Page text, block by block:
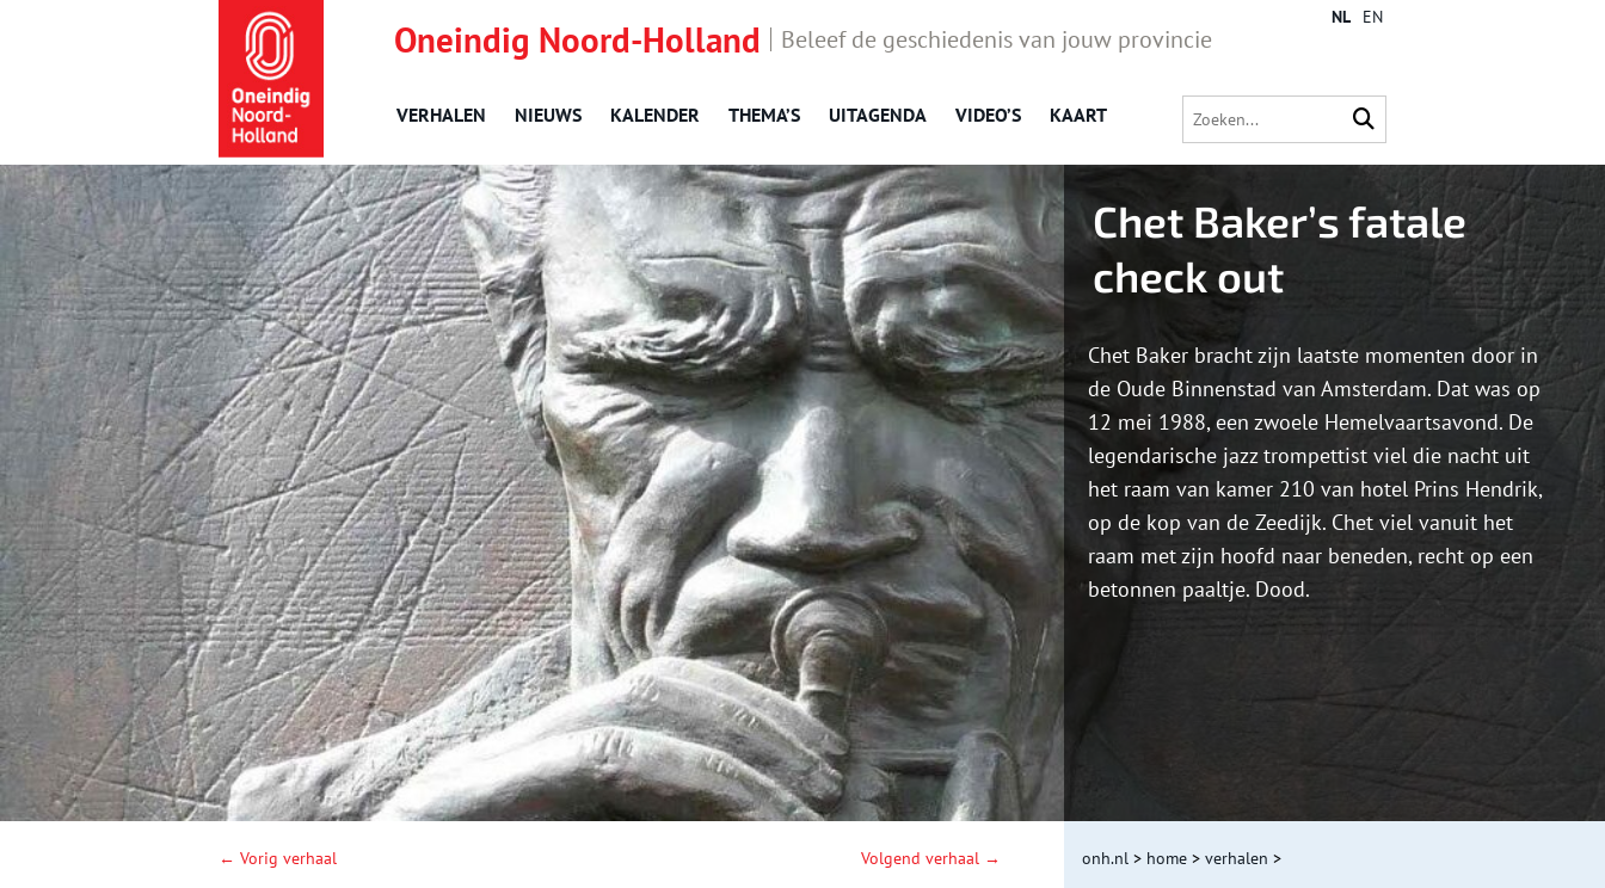
Oneindig Noord-Holland Beleef de geschiedenis van jouw provincie
VERHALEN NIEUWS KALENDER THEMA’S UITAGENDA VIDEO’S KAART
NL EN
Chet Baker’s fatale
check out
Chet Baker bracht zijn laatste momenten door in
de Oude Binnenstad van Amsterdam. Dat was op
12 mei 1988, een zwoele Hemelvaartsavond. De
legendarische jazz trompettist viel die nacht uit
het raam van kamer 210 van hotel Prins Hendrik,
op de kop van de Zeedijk. Chet viel vanuit het
raam met zijn hoofd naar beneden, recht op een
betonnen paaltje. Dood.
← Vorig verhaal Volgend verhaal → onh.nl > home > verhalen >